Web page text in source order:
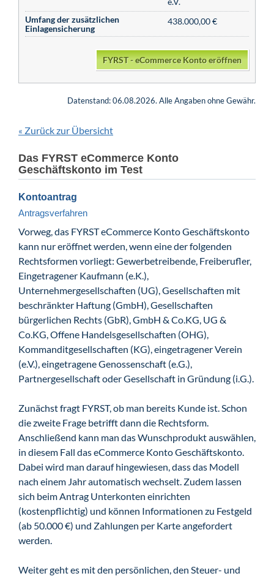
Umfang der zusätzlichen
Einlagensicherung
438.000,00 €
FYRST - eCommerce Konto eröffnen
Datenstand: 06.08.2026. Alle Angaben ohne Gewähr.
« Zurück zur Übersicht
Das FYRST eCommerce Konto
Geschäftskonto im Test
Kontoantrag
Antragsverfahren
Vorweg, das FYRST eCommerce Konto Geschäftskonto
kann nur eröffnet werden, wenn eine der folgenden
Rechtsformen vorliegt: Gewerbetreibende, Freiberufler,
Eingetragener Kaufmann (e.K.),
Unternehmergesellschaften (UG), Gesellschaften mit
beschränkter Haftung (GmbH), Gesellschaften
bürgerlichen Rechts (GbR), GmbH & Co.KG, UG &
Co.KG, Offene Handelsgesellschaften (OHG),
Kommanditgesellschaften (KG), eingetragener Verein
(e.V.), eingetragene Genossenschaft (e.G.),
Partnergesellschaft oder Gesellschaft in Gründung (i.G.).
Zunächst fragt FYRST, ob man bereits Kunde ist. Schon
die zweite Frage betrifft dann die Rechtsform.
Anschließend kann man das Wunschprodukt auswählen,
in diesem Fall das eCommerce Konto Geschäftskonto.
Dabei wird man darauf hingewiesen, dass das Modell
nach einem Jahr automatisch wechselt. Zudem lassen
sich beim Antrag Unterkonten einrichten
(kostenpflichtig) und können Informationen zu Festgeld
(ab 50.000 €) und Zahlungen per Karte angefordert
werden.
Weiter geht es mit den persönlichen, den Steuer- und